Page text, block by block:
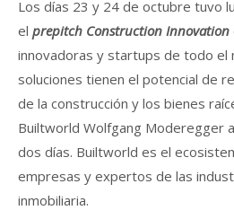
Los días 23 y 24 de octubre tuvo
el prepitch Construction Innovation
innovadoras y startups de todo el
soluciones tienen el potencial de
de la construcción y los bienes
Builtworld Wolfgang Moderegger
dos días. Builtworld es el
empresas y expertos de las
inmobiliaria.